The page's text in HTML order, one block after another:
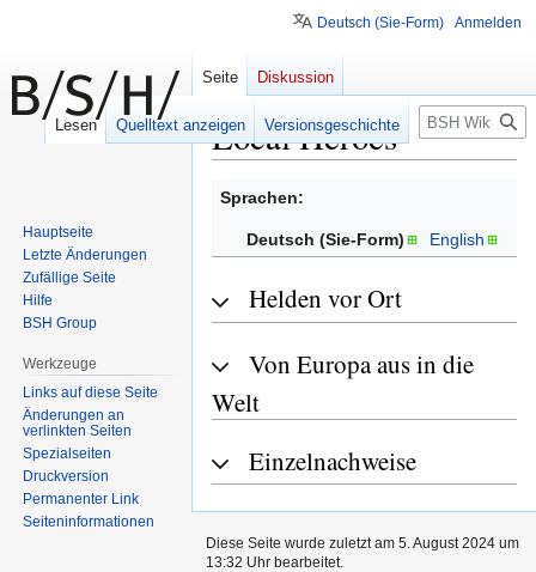
Local Heroes
Zur
springen
Zur
springen
Sprachen:
Deutsch (Sie-Form) English
Helden vor Ort
Von Europa aus in die
Welt
Einzelnachweise
Deutsch (Sie-Form) Anmelden
Seite Diskussion
Lesen Quelltext anzeigen Versionsgeschichte Suche
Hauptseite
Letzte Änderungen
Zufällige Seite
Hilfe
BSH Group
Werkzeuge
Links auf diese Seite
Änderungen an
verlinkten Seiten
Spezialseiten
Druckversion
Permanenter Link
Seiten­informationen
Diese Seite wurde zuletzt am 5. August 2024 um
13:32 Uhr bearbeitet.